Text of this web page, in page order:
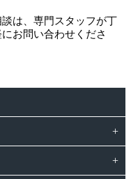
は、専門スタッフが丁
お問い合わせくださ